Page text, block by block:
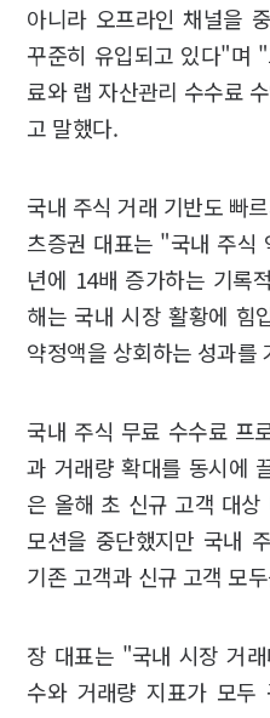
아니라 오프라인 채널을
꾸준히 유입되고 있다"며
료와 랩 자산관리 수수료
고 말했다.
국내 주식 거래 기반도 빠
츠증권 대표는 "국내 주식
년에 14배 증가하는 기록
해는 국내 시장 활황에 힘
약정액을 상회하는 성과를
국내 주식 무료 수수료 프
과 거래량 확대를 동시에
은 올해 초 신규 고객 대
모션을 중단했지만 국내
기존 고객과 신규 고객 모
장 대표는 "국내 시장 거
수와 거래량 지표가 모두